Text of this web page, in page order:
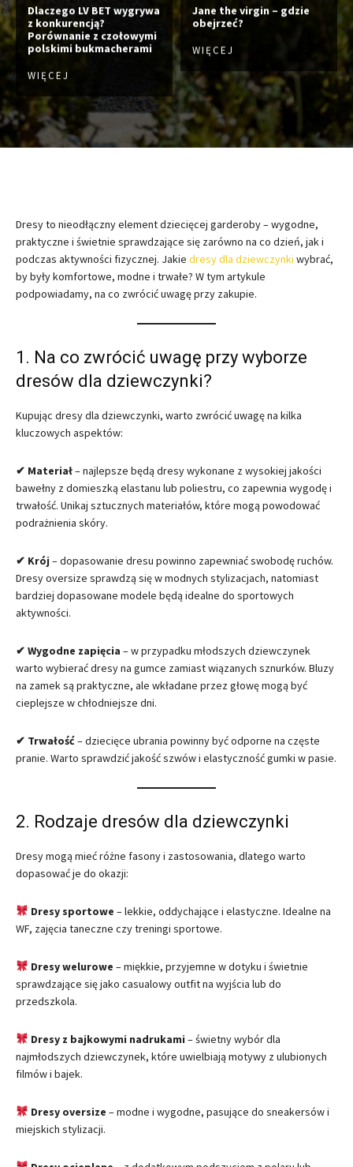
Dlaczego LV BET wygrywa
z konkurencją?
Porównanie z czołowymi
polskimi bukmacherami
WIĘCEJ
Jane the virgin – gdzie
obejrzeć?
WIĘCEJ
Dresy to nieodłączny element dziecięcej garderoby – wygodne,
praktyczne i świetnie sprawdzające się zarówno na co dzień, jak i
podczas aktywności fizycznej. Jakie dresy dla dziewczynki wybrać,
by były komfortowe, modne i trwałe? W tym artykule
podpowiadamy, na co zwrócić uwagę przy zakupie.
1. Na co zwrócić uwagę przy wyborze
dresów dla dziewczynki?
Kupując dresy dla dziewczynki, warto zwrócić uwagę na kilka
kluczowych aspektów:
✔ Materiał– najlepsze będą dresy wykonane z wysokiej jakości
bawełny z domieszką elastanu lub poliestru, co zapewnia wygodę i
trwałość. Unikaj sztucznych materiałów, które mogą powodować
podrażnienia skóry.
✔ Krój – dopasowanie dresu powinno zapewniać swobodę ruchów.
Dresy oversize sprawdzą się w modnych stylizacjach, natomiast
bardziej dopasowane modele będą idealne do sportowych
aktywności.
✔ Wygodne zapięcia – w przypadku młodszych dziewczynek
warto wybierać dresy na gumce zamiast wiązanych sznurków. Bluzy
na zamek są praktyczne, ale wkładane przez głowę mogą być
cieplejsze w chłodniejsze dni.
✔ Trwałość– dziecięce ubrania powinny być odporne na częste
pranie. Warto sprawdzić jakość szwów i elastyczność gumki w pasie.
2. Rodzaje dresów dla dziewczynki
Dresy mogą mieć różne fasony i zastosowania, dlatego warto
dopasować je do okazji:
Dresy sportowe – lekkie, oddychające i elastyczne. Idealne na
WF, zajęcia taneczne czy treningi sportowe.
Dresy welurowe – miękkie, przyjemne w dotyku i świetnie
sprawdzające się jako casualowy outfit na wyjścia lub do
przedszkola.
Dresy z bajkowymi nadrukami – świetny wybór dla
najmłodszych dziewczynek, które uwielbiają motywy z ulubionych
filmów i bajek.
Dresy oversize – modne i wygodne, pasujące do sneakersów i
miejskich stylizacji.